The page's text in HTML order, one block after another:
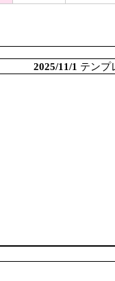
2025/11/1 テンプ